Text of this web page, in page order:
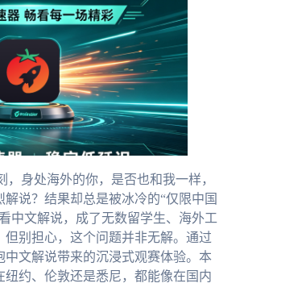
身处海外的你，是否也和我一样，
说？结果却总是被冰冷的“仅限中国
中文解说，成了无数留学生、海外工
别担心，这个问题并非无解。通过
文解说带来的沉浸式观赛体验。本
约、伦敦还是悉尼，都能像在国内